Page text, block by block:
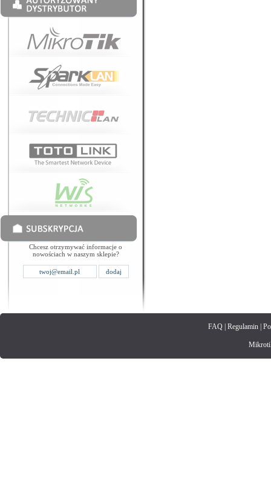
Chcesz otrzymywać informacje o
nowościach w naszym sklepie?
FAQ| Regulamin|